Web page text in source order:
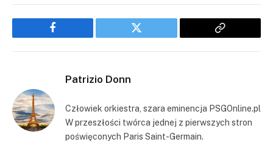
Facebook Twitter
Copy
Patrizio Donn
Człowiek orkiestra, szara eminencja PSGOnline.pl
W przeszłości twórca jednej z pierwszych stron
poświęconych Paris Saint-Germain.